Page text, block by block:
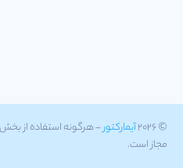
© ۲۰۲۶ آیمارکتور– هرگونه استفاده از بخش
مجاز است.